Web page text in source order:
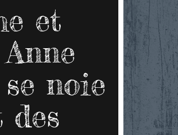
et
noie
des